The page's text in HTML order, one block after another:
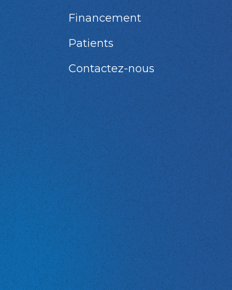
Financement
Patients
Contactez-nous